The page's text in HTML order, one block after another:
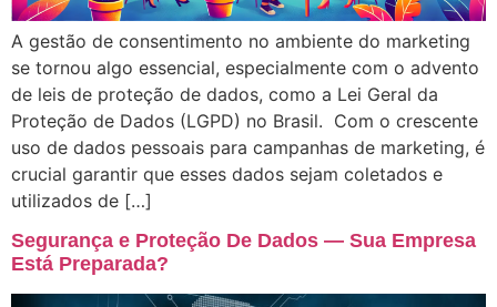
A gestão de consentimento no ambiente do marketing
se tornou algo essencial, especialmente com o advento
de leis de proteção de dados, como a Lei Geral da
Proteção de Dados (LGPD) no Brasil. Com o crescente
uso de dados pessoais para campanhas de marketing, é
crucial garantir que esses dados sejam coletados e
utilizados de […]
Segurança e Proteção De Dados — Sua Empresa
Está Preparada?